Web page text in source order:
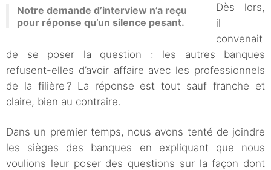
Notre demande d’interview n’a reçu
pour réponse qu’un silence pesant.
Dès lors,
il
convenait
de se poser la question : les autres banques
refusent-elles d’avoir affaire avec les professionnels
de la filière ? La réponse est tout sauf franche et
claire, bien au contraire.
Dans un premier temps, nous avons tenté de joindre
les sièges des banques en expliquant que nous
voulions leur poser des questions sur la façon dont